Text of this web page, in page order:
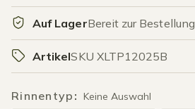
Auf LagerBereit zur Bestellung
ArtikelSKU XLTP12025B
Rinnentyp : Keine Auswahl